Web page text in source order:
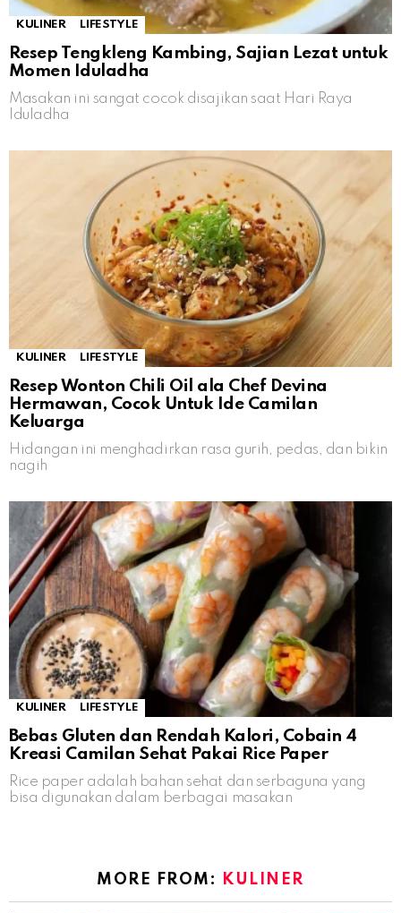
KULINER LIFESTYLE
Resep Tengkleng Kambing, Sajian Lezat untuk
Momen Iduladha
Masakan ini sangat cocok disajikan saat Hari Raya
Iduladha
KULINER LIFESTYLE
Resep Wonton Chili Oil ala Chef Devina
Hermawan, Cocok Untuk Ide Camilan
Keluarga
Hidangan ini menghadirkan rasa gurih, pedas, dan bikin
nagih
KULINER LIFESTYLE
Bebas Gluten dan Rendah Kalori, Cobain 4
Kreasi Camilan Sehat Pakai Rice Paper
Rice paper adalah bahan sehat dan serbaguna yang
bisa digunakan dalam berbagai masakan
MORE FROM: KULINER